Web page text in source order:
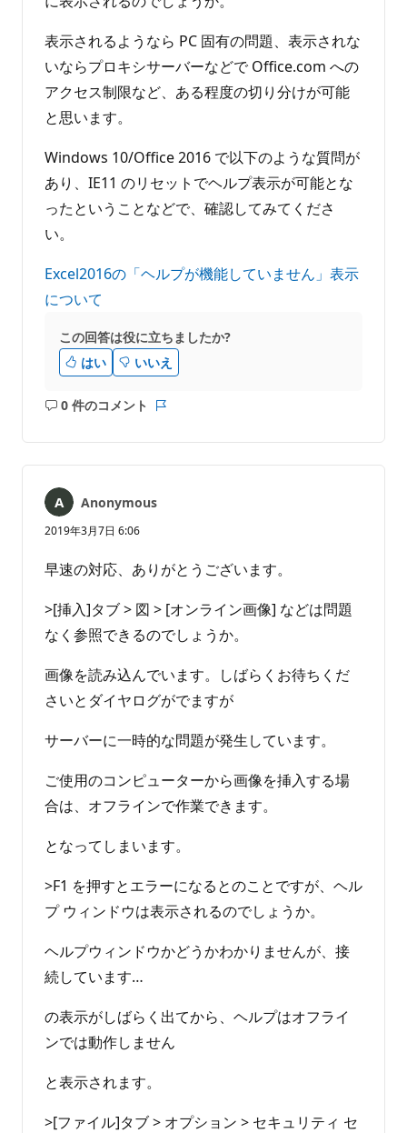
表示されるようなら PC 固有の問題、表示されな
いならプロキシサーバーなどで Office.com への
アクセス制限など、ある程度の切り分けが可能
と思います。
Windows 10/Office 2016 で以下のような質問が
あり、IE11 のリセットでヘルプ表示が可能とな
ったということなどで、確認してみてくださ
い。
Excel2016の「ヘルプが機能していません」表示
について
この回答は役に立ちましたか?
はい
いいえ
0 件のコメント
コ
ト
あ
り
せ
ト
Anonymous
2019年3月7日 6:06
早速の対応、ありがとうございます。
>[挿入]タブ > 図 > [オンライン画像] などは問題
なく参照できるのでしょうか。
画像を読み込んでいます。しばらくお待ちくだ
さいとダイヤログがでますが
サーバーに一時的な問題が発生しています。
ご使用のコンピューターから画像を挿入する場
合は、オフラインで作業できます。
となってしまいます。
>F1 を押すとエラーになるとのことですが、ヘル
プ ウィンドウは表示されるのでしょうか。
ヘルプウィンドウかどうかわかりませんが、接
続しています…
の表示がしばらく出てから、ヘルプはオフライ
ンでは動作しません
と表示されます。
>[ファイル]タブ > オプション > セキュリティ セ